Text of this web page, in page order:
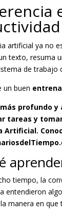
artificial ya no
texto, resuma
de trabajo
un buen
profundo
tareas y
Artificial.
tiempo, la
entendieron
manera en que